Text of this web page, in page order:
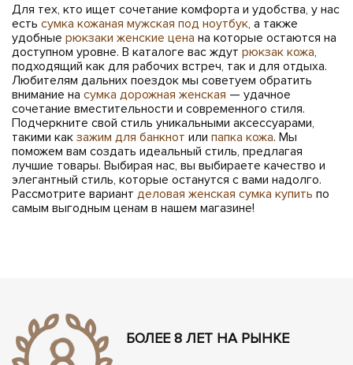
Для тех, кто ищет сочетание комфорта и удобства, у нас
есть сумка кожаная мужская под ноутбук, а также
удобные рюкзаки женские цена на которые остаются на
доступном уровне. В каталоге вас ждут рюкзак кожа,
подходящий как для рабочих встреч, так и для отдыха.
Любителям дальних поездок мы советуем обратить
внимание на сумка дорожная женская — удачное
сочетание вместительности и современного стиля.
Подчеркните свой стиль уникальными аксессуарами,
такими как зажим для банкнот или папка кожа. Мы
поможем вам создать идеальный стиль, предлагая
лучшие товары. Выбирая нас, вы выбираете качество и
элегантный стиль, которые останутся с вами надолго.
Рассмотрите вариант деловая женская сумка купить по
самым выгодным ценам в нашем магазине!
БОЛЕЕ 8 ЛЕТ НА РЫНКЕ